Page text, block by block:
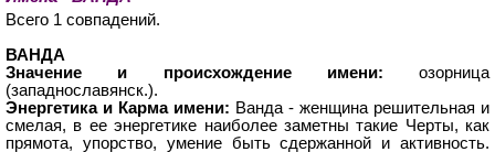
Всего 1 совпадений.
ВАНДА
Значение и происхождение имени: озорница
(западнославянск.).
Энергетика и Карма имени: Ванда - женщина решительная и
смелая, в ее энергетике наиболее заметны такие Черты, как
прямота, упорство, умение быть сдержанной и активность.